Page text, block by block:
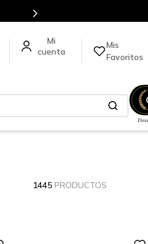
Mis
Favoritos
1445 PRODUCTOS